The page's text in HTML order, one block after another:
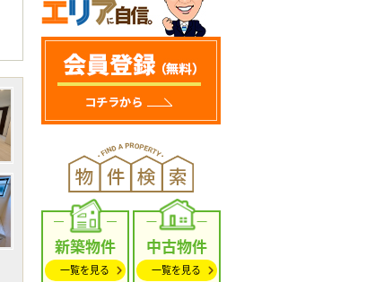
新築物件
一覧を見る
中古物件
一覧を見る